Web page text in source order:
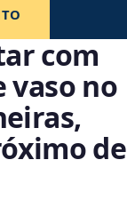
com
vaso no
de